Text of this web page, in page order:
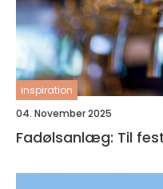
inspiration
04. November 2025
Fadølsanlæg: Til